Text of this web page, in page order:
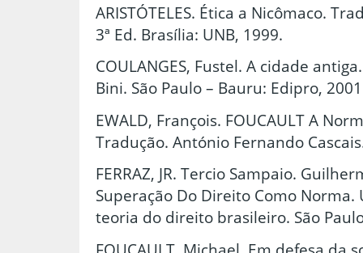
ARISTÓTELES. Ética a Nicômaco.
3ª Ed. Brasília: UNB, 1999.
COULANGES, Fustel. A cidade
Bini. São Paulo – Bauru: Edipro, 2001
EWALD, François. FOUCAULT A
Tradução. António Fernando
FERRAZ, JR. Tercio Sampaio.
Superação Do Direito Como
teoria do direito brasileiro. São